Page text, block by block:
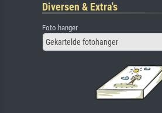
Diversen & Extra's
Foto hanger
Gekartelde fotohanger